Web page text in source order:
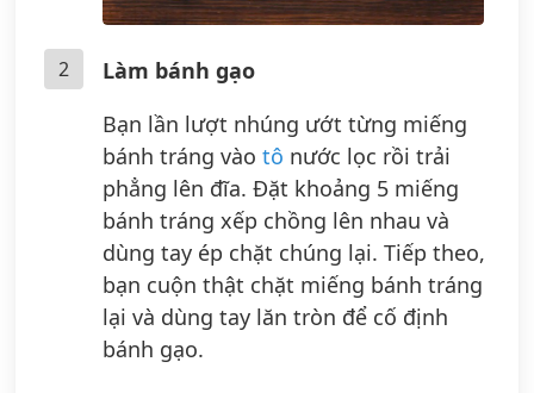
2
Làm bánh gạo
Bạn lần lượt nhúng ướt từng miếng
bánh tráng vào tô nước lọc rồi trải
phẳng lên đĩa. Đặt khoảng 5 miếng
bánh tráng xếp chồng lên nhau và
dùng tay ép chặt chúng lại. Tiếp theo,
bạn cuộn thật chặt miếng bánh tráng
lại và dùng tay lăn tròn để cố định
bánh gạo.